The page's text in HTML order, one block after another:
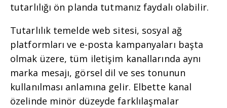
tutarlılığı ön planda tutmanız faydalı olabilir.
Tutarlılık temelde web sitesi, sosyal ağ
platformları ve e-posta kampanyaları başta
olmak üzere, tüm iletişim kanallarında aynı
marka mesajı, görsel dil ve ses tonunun
kullanılması anlamına gelir. Elbette kanal
özelinde minör düzeyde farklılaşmalar